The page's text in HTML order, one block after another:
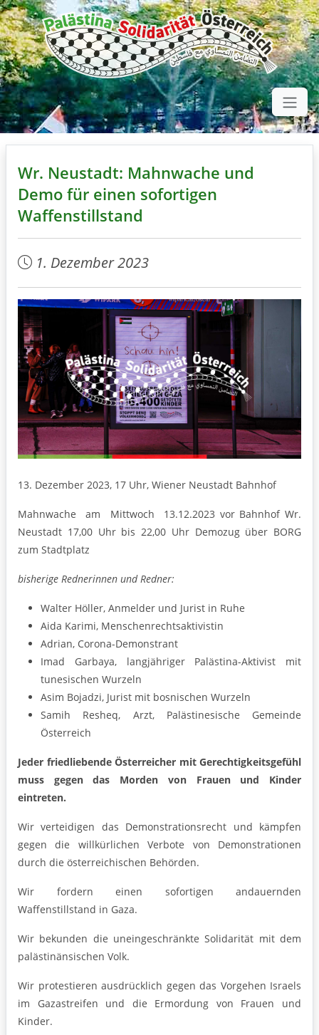
Wr. Neustadt: Mahnwache und
Demo für einen sofortigen
Waffenstillstand
1. Dezember 2023
13. Dezember 2023, 17 Uhr, Wiener Neustadt Bahnhof
Mahnwache am Mittwoch 13.12.2023 vor Bahnhof Wr.
Neustadt 17,00 Uhr bis 22,00 Uhr Demozug über BORG
zum Stadtplatz
bisherige Rednerinnen und Redner:
Walter Höller, Anmelder und Jurist in Ruhe
Aida Karimi, Menschenrechtsaktivistin
Adrian, Corona-Demonstrant
Imad Garbaya, langjähriger Palästina-Aktivist mit
tunesischen Wurzeln
Asim Bojadzi, Jurist mit bosnischen Wurzeln
Samih Resheq, Arzt, Palästinesische Gemeinde
Österreich
Jeder friedliebende Österreicher mit Gerechtigkeitsgefühl
muss gegen das Morden von Frauen und Kinder
eintreten.
Wir verteidigen das Demonstrationsrecht und kämpfen
gegen die willkürlichen Verbote von Demonstrationen
durch die österreichischen Behörden.
Wir fordern einen sofortigen andauernden
Waffenstillstand in Gaza.
Wir bekunden die uneingeschränkte Solidarität mit dem
palästinänsischen Volk.
Wir protestieren ausdrücklich gegen das Vorgehen Israels
im Gazastreifen und die Ermordung von Frauen und
Kinder.